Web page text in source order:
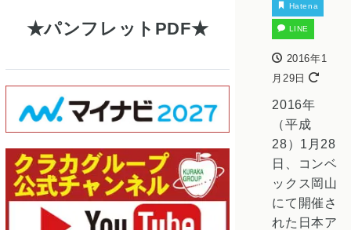
パンフレットPDF
Hatena
LINE
2016年1
月29日
2016年
（平成
28）1月28
日、コンベ
ックス岡山
にて開催さ
れた日本ア